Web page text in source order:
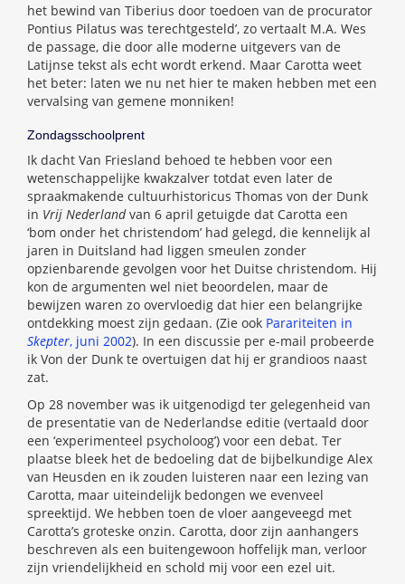
het bewind van Tiberius door toedoen van de procurator
Pontius Pilatus was terechtgesteld’, zo vertaalt M.A. Wes
de passage, die door alle moderne uitgevers van de
Latijnse tekst als echt wordt erkend. Maar Carotta weet
het beter: laten we nu net hier te maken hebben met een
vervalsing van gemene monniken!
Zondagsschoolprent
Ik dacht Van Friesland behoed te hebben voor een
wetenschappelijke kwakzalver totdat even later de
spraakmakende cultuurhistoricus Thomas von der Dunk
in Vrij Nederlandvan 6 april getuigde dat Carotta een
‘bom onder het christendom’ had gelegd, die kennelijk al
jaren in Duitsland had liggen smeulen zonder
opzienbarende gevolgen voor het Duitse christendom. Hij
kon de argumenten wel niet beoordelen, maar de
bewijzen waren zo overvloedig dat hier een belangrijke
ontdekking moest zijn gedaan. (Zie ook Parariteiten in
Skepter, juni 2002). In een discussie per e-mail probeerde
ik Von der Dunk te overtuigen dat hij er grandioos naast
zat.
Op 28 november was ik uitgenodigd ter gelegenheid van
de presentatie van de Nederlandse editie (vertaald door
een ‘experimenteel psycholoog’) voor een debat. Ter
plaatse bleek het de bedoeling dat de bijbelkundige Alex
van Heusden en ik zouden luisteren naar een lezing van
Carotta, maar uiteindelijk bedongen we evenveel
spreektijd. We hebben toen de vloer aangeveegd met
Carotta’s groteske onzin. Carotta, door zijn aanhangers
beschreven als een buitengewoon hoffelijk man, verloor
zijn vriendelijkheid en schold mij voor een ezel uit.